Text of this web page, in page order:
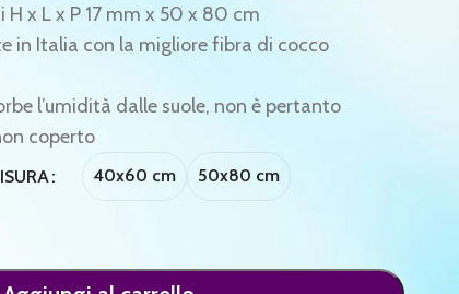
x L x P 17 mm x 50 x 80 cm
in Italia con la migliore fibra di cocco
l’umidità dalle suole, non è pertanto
coperto
40x60 cm 50x80 cm